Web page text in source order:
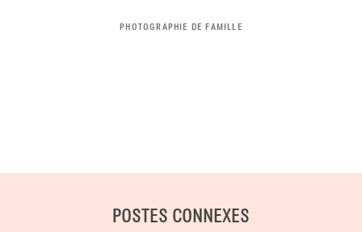
PHOTOGRAPHIE DE FAMILLE
POSTES CONNEXES